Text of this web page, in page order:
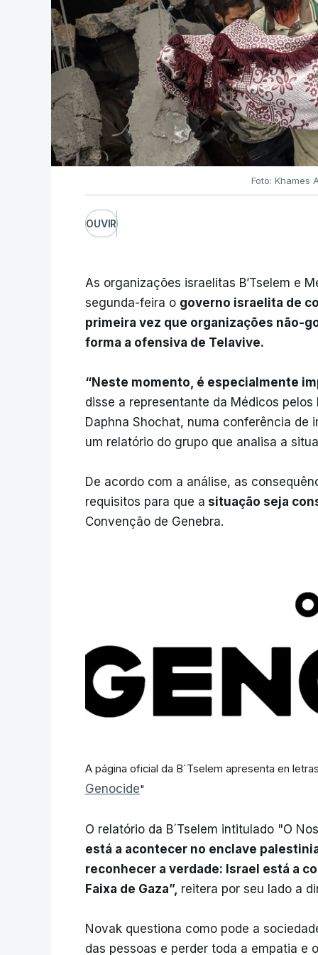
Foto: Khames
OUVIR
As organizações israelitas B’Tselem e
segunda-feira o governo israelita de
primeira vez que organizações não-
forma a ofensiva de Telavive.
“Neste momento, é especialmente
disse a representante da Médicos
Daphna Shochat, numa conferência de
um relatório do grupo que analisa a
De acordo com a análise, as
requisitos para que a situação seja
Convenção de Genebra.
A página oficial da B´Tselem apresenta en
Genocide"
O relatório da B´Tselem intitulado "O
está a acontecer no enclave
reconhecer a verdade: Israel está a
Faixa de Gaza”, reitera por seu lado a
Novak questiona como pode a
das pessoas e perder toda a empatia e